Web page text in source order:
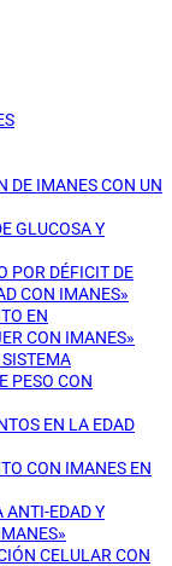
DE IMANES CON UN
GLUCOSA Y
POR DÉFICIT DE
CON IMANES»
EN
CON IMANES»
PESO CON
EN LA EDAD
CON IMANES EN
EDAD Y
CELULAR CON